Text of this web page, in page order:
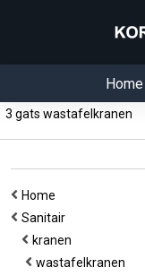
Home
3 gats wastafelkranen
Home
Sanitair
kranen
wastafelkranen